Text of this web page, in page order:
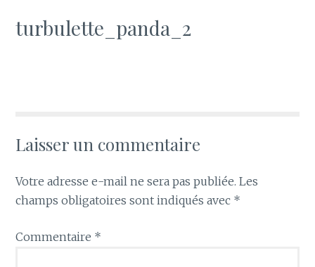
turbulette_panda_2
Laisser un commentaire
Votre adresse e-mail ne sera pas publiée. Les
champs obligatoires sont indiqués avec *
Commentaire *